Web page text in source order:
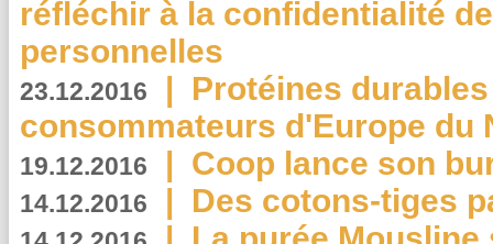
réfléchir à la confidentialité
personnelles
23.12.2016 | Protéines
consommateurs d'Europe du
19.12.2016 | Coop lance son
14.12.2016 | Des cotons-tiges